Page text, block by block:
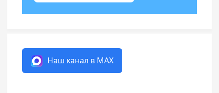
Наш канал в MAX